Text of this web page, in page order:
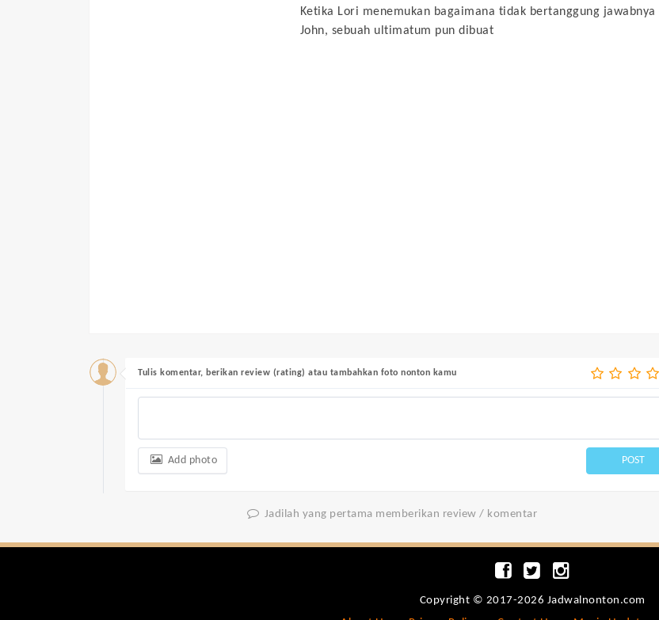
Ketika Lori menemukan bagaimana tidak bertanggung jawabnya
John, sebuah ultimatum pun dibuat
Tulis komentar, berikan review (rating) atau tambahkan foto nonton kamu
Add photo POST
Jadilah yang pertama memberikan review / komentar
Copyright © 2017-2026 Jadwalnonton.com